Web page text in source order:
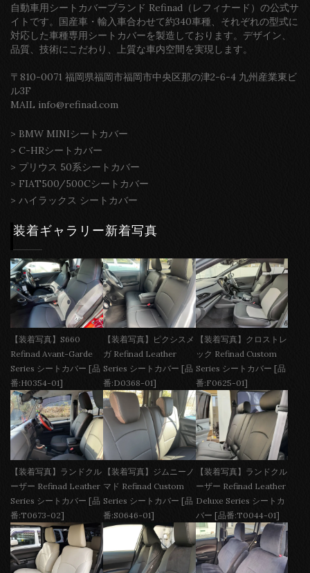
自動車用シートカバーブランド Refinad（レフィナード）の公式サ
イトです。国産車・輸入車合わせて約340車種、それぞれの型式に
対応した車種専用シートカバーを製造しております。デザイン、
品質、技術にこだわり、上質な車内空間を実現します。
〒810-0071 福岡県福岡市福岡市中央区那の津2-6-4 九州産業東ビ
ル3F
MAIL info@refinad.com
> BMW MINIシートカバー
> C-HRシートカバー
> プリウス 50系シートカバー
> FIAT500/500Cシートカバー
> ハイラックス シートカバー
装着ギャラリー新着写真
【装着写真】S660
Refinad Avant-Garde
Series シートカバー [品
番:H0354-01]
【装着写真】ピクシスメ
ガ Refinad Leather
Series シートカバー [品
番:D0368-01]
【装着写真】クロストレ
ック Refinad Custom
Series シートカバー [品
番:F0625-01]
【装着写真】ランドクル
ーザー Refinad Leather
Series シートカバー [品
番:T0673-02]
【装着写真】ジムニーノ
マド Refinad Custom
Series シートカバー [品
番:S0646-01]
【装着写真】ランドクル
ーザー Refinad Leather
Deluxe Series シートカ
バー [品番:T0044-01]